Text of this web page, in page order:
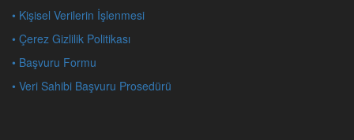
• Kişisel Verilerin İşlenmesi
• Çerez Gizlilik Politikası
• Başvuru Formu
• Veri Sahibi Başvuru Prosedürü